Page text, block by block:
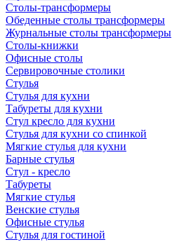
Столы-трансформеры
Обеденные столы трансформеры
Журнальные столы трансформеры
Столы-книжки
Офисные столы
Сервировочные столики
Стулья
Стулья для кухни
Табуреты для кухни
Стул кресло для кухни
Стулья для кухни со спинкой
Мягкие стулья для кухни
Барные стулья
Стул - кресло
Табуреты
Мягкие стулья
Венские стулья
Офисные стулья
Стулья для гостиной